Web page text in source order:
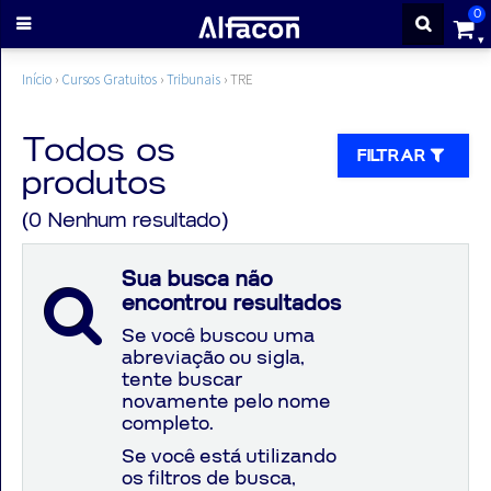
0
ENTRAR
CADASTRE-
SE
Cursos
Início › Cursos Gratuitos ›Tribunais ›TRE
Todos os
produtos
(0 Nenhum resultado)
FILTRAR
Sua busca não
encontrou resultados
Se você buscou uma
abreviação ou sigla,
tente buscar
novamente pelo nome
completo.
Se você está utilizando
os filtros de busca,